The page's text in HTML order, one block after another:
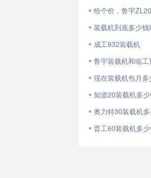
给个价，鲁宇
装载机到底多少钱
成工932装载机
鲁宇装载机和临
现在装载机包月多
知道20装载机多少
奥力特30装载机
晋工60装载机多